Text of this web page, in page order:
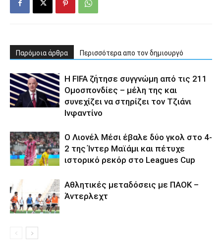
Παρόμοια άρθρα Περισσότερα απο τον δημιουργό
Η FIFA ζήτησε συγγνώμη από τις 211
Ομοσπονδίες – μέλη της και
συνεχίζει να στηρίζει τον Τζιάνι
Ινφαντίνο
Ο Λιονέλ Μέσι έβαλε δύο γκολ στο 4-
2 της Ίντερ Μαϊάμι και πέτυχε
ιστορικό ρεκόρ στο Leagues Cup
Αθλητικές μεταδόσεις με ΠΑΟΚ –
Άντερλεχτ